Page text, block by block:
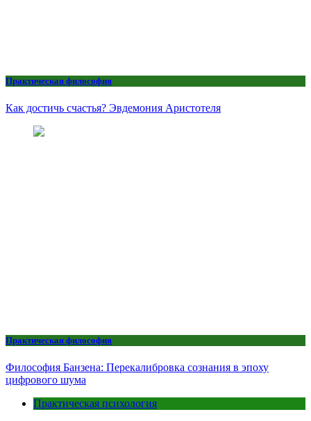
Практическая философия
Как достичь счастья? Эвдемония Аристотеля
Практическая философия
Философия Банзена: Перекалибровка сознания в эпоху
цифрового шума
Практическая психология